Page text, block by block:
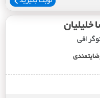
خلیلیان